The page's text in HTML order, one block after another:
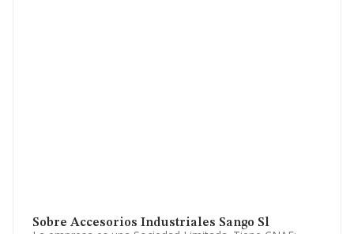
Sobre Accesorios Industriales Sango Sl